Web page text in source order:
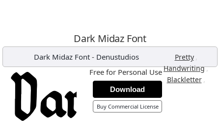
Dark Midaz Font
Dark Midaz Font- Denustudios Pretty ,
Handwriting,
Blackletter ,
Free for Personal Use
Download
Buy Commercial License